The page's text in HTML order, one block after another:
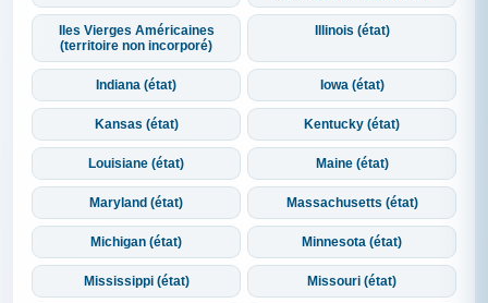
Iles Vierges Américaines
(territoire non incorporé)
Illinois (état)
Indiana (état) Iowa (état)
Kansas (état) Kentucky (état)
Louisiane (état) Maine (état)
Maryland (état) Massachusetts (état)
Michigan (état) Minnesota (état)
Mississippi (état) Missouri (état)